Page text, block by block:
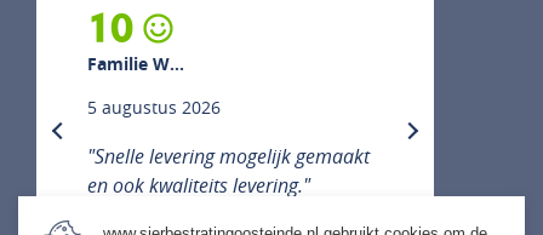
10
Familie W...
5 augustus 2026
"Snelle levering mogelijk gemaakt
en ook kwaliteits levering."
previous next